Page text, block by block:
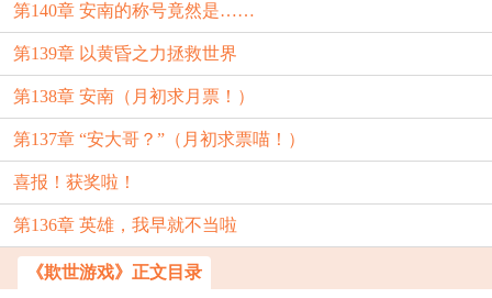
第140章 安南的称号竟然是……
第139章 以黄昏之力拯救世界
第138章 安南（月初求月票！）
第137章 “安大哥？”（月初求票喵！）
喜报！获奖啦！
第136章 英雄，我早就不当啦
《欺世游戏》正文目录